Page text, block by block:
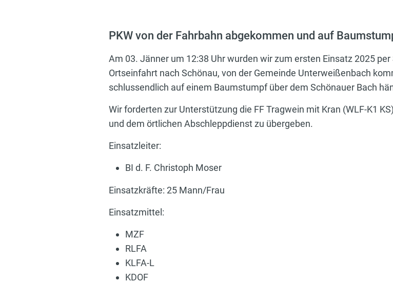
PKW von der Fahrbahn abgekommen und auf
Am 03. Jänner um 12:38 Uhr wurden wir zum ersten Einsatz 2025
Ortseinfahrt nach Schönau, von der Gemeinde Unterweißenbach
schlussendlich auf einem Baumstumpf über dem Schönauer Bach
Wir forderten zur Unterstützung die FF Tragwein mit Kran (WLF-K1
und dem örtlichen Abschleppdienst zu übergeben.
Einsatzleiter:
BI d. F. Christoph Moser
Einsatzkräfte: 25 Mann/Frau
Einsatzmittel:
MZF
RLFA
KLFA-L
KDOF